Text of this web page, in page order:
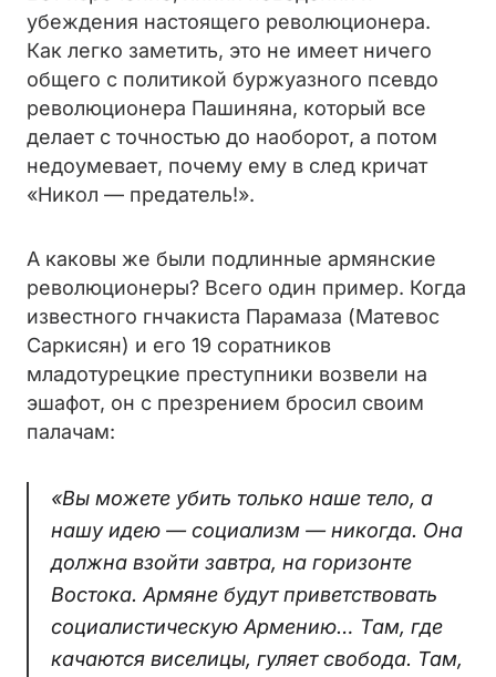
убеждения настоящего революционера.
Как легко заметить, это не имеет ничего
общего с политикой буржуазного псевдо
революционера Пашиняна, который все
делает с точностью до наоборот, а потом
недоумевает, почему ему в след кричат
«Никол — предатель!».
А каковы же были подлинные армянские
революционеры? Всего один пример. Когда
известного гнчакиста Парамаза (Матевос
Саркисян) и его 19 соратников
младотурецкие преступники возвели на
эшафот, он с презрением бросил своим
палачам:
«Вы можете убить только наше тело, а
нашу идею — социализм — никогда. Она
должна взойти завтра, на горизонте
Востока. Армяне будут приветствовать
социалистическую Армению… Там, где
качаются виселицы, гуляет свобода. Там,